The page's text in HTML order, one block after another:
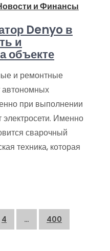
и Финансы
Denyo в
и
объекте
и ремонтные
автономных
при выполнении
Именно
сварочный
техника, которая
4 …
400